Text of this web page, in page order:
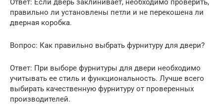
Ответ: Если дверь заклинивает, необходимо проверить,
правильно ли установлены петли и не перекошена ли
дверная коробка.
Вопрос: Как правильно выбрать фурнитуру для двери?
Ответ: При выборе фурнитуры для двери необходимо
учитывать ее стиль и функциональность. Лучше всего
выбирать качественную фурнитуру от проверенных
производителей.